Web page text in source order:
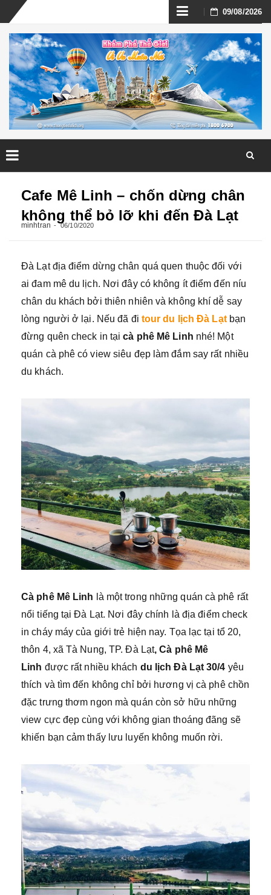
Skip
to
content
09/08/2026
Cafe Mê Linh – chốn dừng chân
không thể bỏ lỡ khi đến Đà Lạt
minhtran 06/10/2020
Đà Lạt địa điểm dừng chân quá quen thuộc đối với
ai đam mê du lịch. Nơi đây có không ít điểm đến níu
chân du khách bởi thiên nhiên và không khí dễ say
lòng người ở lại. Nếu đã đi tour du lịch Đà Lạtbạn
đừng quên check in tạicà phê Mê Linh nhé! Một
quán cà phê có view siêu đẹp làm đắm say rất nhiều
du khách.
Cà phê Mê Linh là một trong những quán cà phê rất
nổi tiếng tại Đà Lạt. Nơi đây chính là địa điểm check
in cháy máy của giới trẻ hiện nay. Tọa lạc tại tổ 20,
thôn 4, xã Tà Nung, TP. Đà Lạt, Cà phê Mê
Linh được rất nhiều khách du lịch Đà Lạt 30/4 yêu
thích và tìm đến không chỉ bởi hương vị cà phê chồn
đặc trưng thơm ngon mà quán còn sở hữu những
view cực đẹp cùng với không gian thoáng đãng sẽ
khiến bạn cảm thấy lưu luyến không muốn rời.